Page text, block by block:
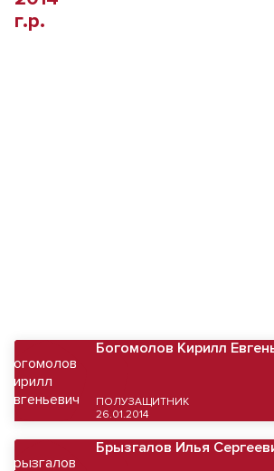
Богомолов Кирилл
ПОЛУЗАЩИТНИК
26.01.2014
Брызгалов Илья